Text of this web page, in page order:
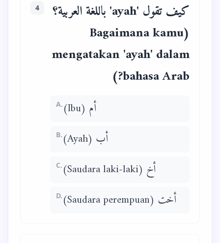
4
كيف تقول 'ayah' باللغة العربية؟
(Bagaimana kamu
mengatakan 'ayah' dalam
bahasa Arab?)
A. أم (Ibu)
B. أب (Ayah)
C. أخ (Saudara laki-laki)
D. أخت (Saudara perempuan)